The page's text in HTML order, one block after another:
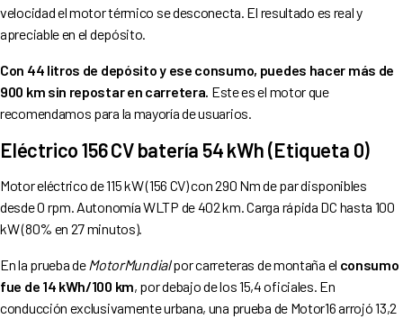
velocidad el motor térmico se desconecta. El resultado es real y
apreciable en el depósito.
Con 44 litros de depósito y ese consumo, puedes hacer más de
900 km sin repostar en carretera. Este es el motor que
recomendamos para la mayoría de usuarios.
Eléctrico 156 CV batería 54 kWh (Etiqueta 0)
Motor eléctrico de 115 kW (156 CV) con 290 Nm de par disponibles
desde 0 rpm. Autonomía WLTP de 402 km. Carga rápida DC hasta 100
kW (80% en 27 minutos).
En la prueba de MotorMundialpor carreteras de montaña el consumo
fue de 14 kWh/100 km, por debajo de los 15,4 oficiales. En
conducción exclusivamente urbana, una prueba de Motor16 arrojó 13,2